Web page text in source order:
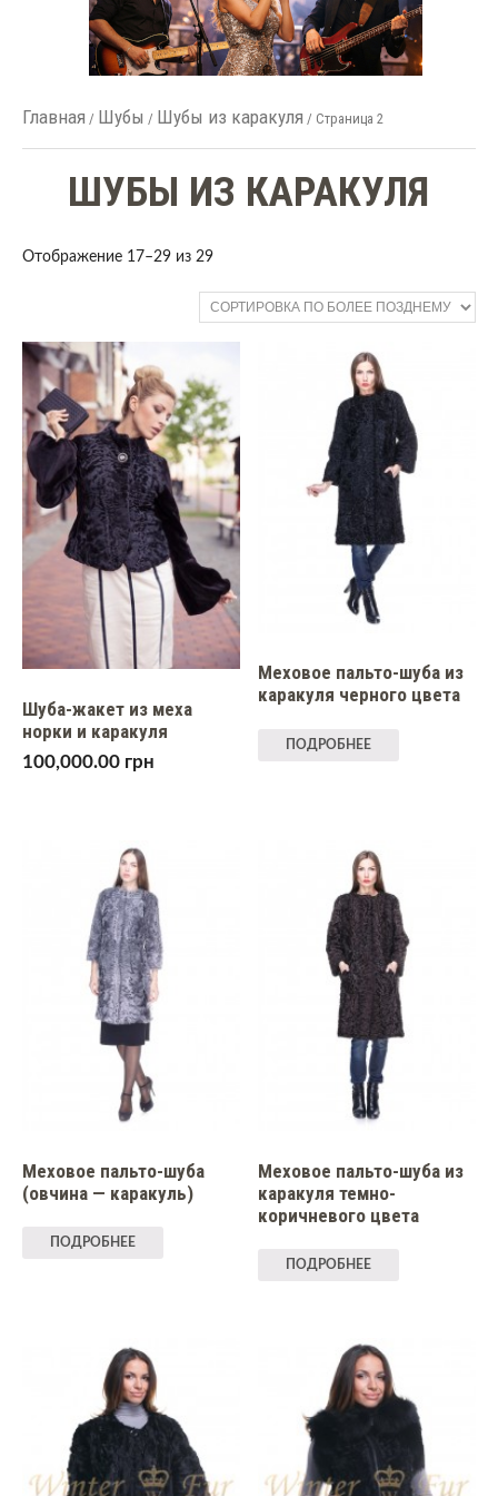
Главная / Шубы / Шубы из каракуля / Страница 2
ШУБЫ ИЗ КАРАКУЛЯ
Отображение 17–29 из 29
Шуба-жакет из меха
норки и каракуля
100,000.00 грн
Меховое пальто-шуба из
каракуля черного цвета
ПОДРОБНЕЕ
Меховое пальто-шуба
(овчина — каракуль)
ПОДРОБНЕЕ
Меховое пальто-шуба из
каракуля темно-
коричневого цвета
ПОДРОБНЕЕ